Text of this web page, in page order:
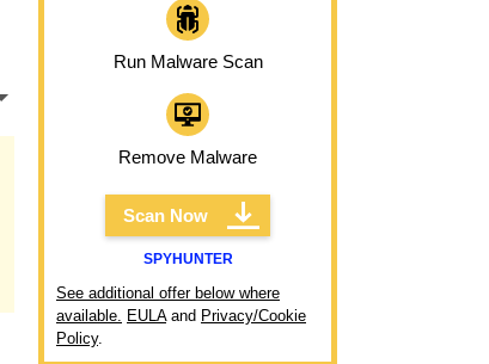
Run Malware Scan
Remove Malware
Scan Now
SPYHUNTER
See additional offer below where
available. EULAand Privacy/Cookie
Policy.